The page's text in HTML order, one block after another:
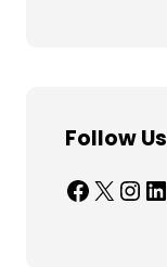
Follow Us
Facebook X InstagramLinkedIn